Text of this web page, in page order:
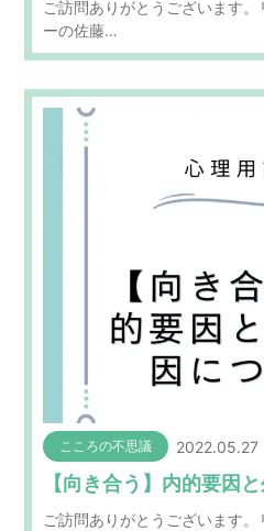
ご訪問ありがとうございます
ーの佐藤…
こころの不思議 2022.05.27
【向き合う】内的要因
ご訪問ありがとうございます